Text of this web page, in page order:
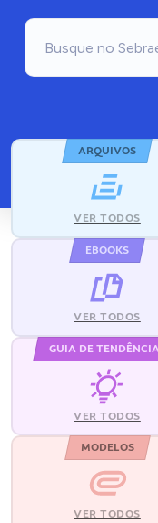
ARQUIVOS
VER TODOS
EBOOKS
VER TODOS
GUIA DE
VER TODOS
MODELOS
VER TODOS